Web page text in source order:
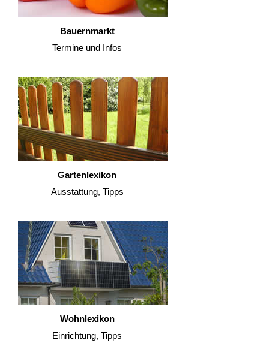
Bauernmarkt
Termine und Infos
Gartenlexikon
Ausstattung, Tipps
Wohnlexikon
Einrichtung, Tipps